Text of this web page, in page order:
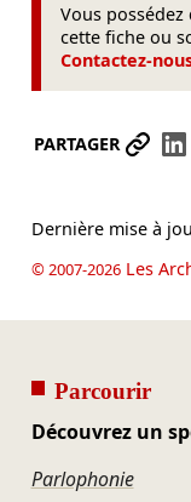
Vous
cette fiche ou
Contactez-
PARTAGER
Dernière mise à
© 2007-2026Les
Parcourir
Découvrez un
Parlophonie